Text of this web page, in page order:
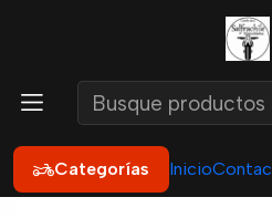
Categorías Inicio
Motor
Carburador Atv Pz19 ATV